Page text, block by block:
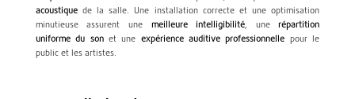
acoustiquede la salle. Une installation correcte et une optimisation
minutieuse assurent une meilleure intelligibilité, unerépartition
uniforme du sonet une expérience auditive professionnelle pour le
public et les artistes.